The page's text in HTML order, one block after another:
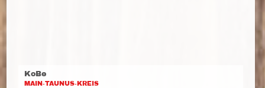
KoBe
MAIN-TAUNUS-KREIS